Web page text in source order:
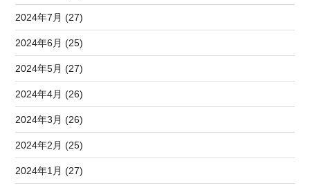
2024年7月 (27)
2024年6月 (25)
2024年5月 (27)
2024年4月 (26)
2024年3月 (26)
2024年2月 (25)
2024年1月 (27)